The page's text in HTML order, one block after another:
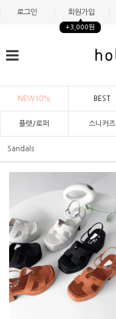
로그인 회원가입
+3,000원
NEW10% BEST
플랫/로퍼 스니커즈
Sandals